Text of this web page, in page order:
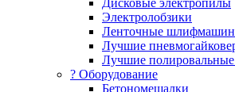
Электролобзики
Ленточные
Лучшие
Лучшие
?️ Оборудование
Бетономешалки